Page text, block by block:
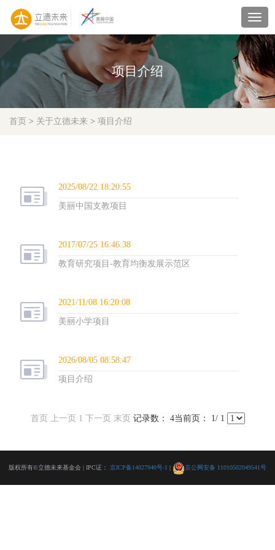
项目介绍
首页 > 关于立德未来 > 项目介绍
2025/08/22 18:20:55
美丽中国支教项目
2017/07/25 16:46:38
教育研究项目-教育均衡发展示范区
2021/11/08 16:20:08
美丽小学项目
2026/08/05 08:58:47
项目介绍
首页 上一页 1 下一页 末页 记录数： 4当前页： 1/ 1
版权所有©立德未来基金会 | IPC证： 京ICP备14027940号-1 京公网安备 11010502049541号